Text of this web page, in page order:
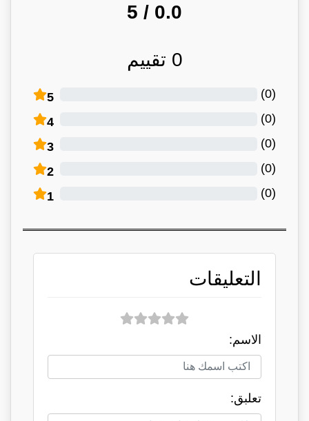
0.0
/ 5
0 تقييم
5 (
0
)
4 (
0
)
3 (
0
)
2 (
0
)
1 (
0
)
التعليقات
الاسم:
تعلبق: